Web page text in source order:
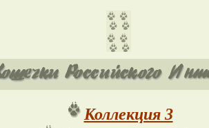
Коллекция 3